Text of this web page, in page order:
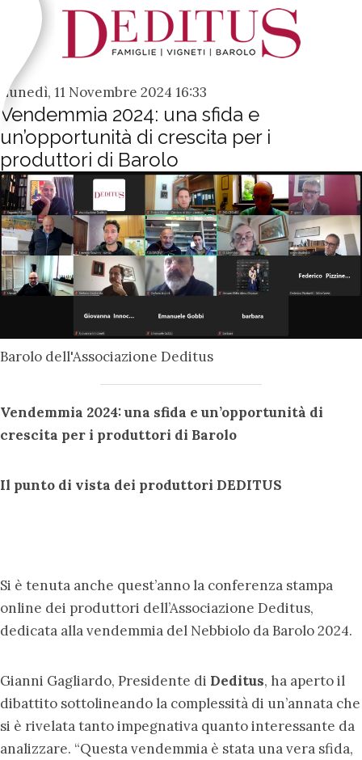
Lunedì, 11 Novembre 2024 16:33
Vendemmia 2024: una sfida e
un’opportunità di crescita per i
produttori di Barolo
Barolo dell'Associazione Deditus
Vendemmia 2024:una sfida e un’opportunità di
crescita per i produttori di Barolo
Il punto di vista dei produttori DEDITUS
Si è tenuta anche quest’anno la conferenza stampa
online dei produttori dell’Associazione Deditus,
dedicata alla vendemmia del Nebbiolo da Barolo 2024.
Gianni Gagliardo, Presidente di Deditus, ha aperto il
dibattito sottolineando la complessità di un’annata che
si è rivelata tanto impegnativa quanto interessante da
analizzare. “Questa vendemmia è stata una vera sfida,